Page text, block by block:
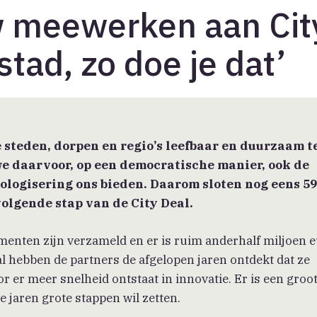
aan
zo doe je dat’
dorpen en regio’s leefbaar en duurzaam
daarvoor, op een democratische manier, ook de
ons bieden. Daarom sloten nog eens 59
stap van de City Deal.
zijn verzameld en er is ruim anderhalf miljoen
de partners de afgelopen jaren ontdekt dat ze
er meer snelheid ontstaat in innovatie. Er is een
jaren grote stappen wil zetten.